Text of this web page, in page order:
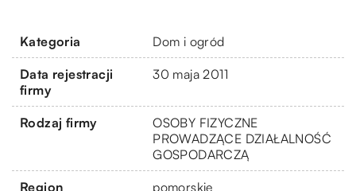
Kategoria Dom i ogród
Data rejestracji
firmy
30 maja 2011
Rodzaj firmy
OSOBY FIZYCZNE
PROWADZĄCE DZIAŁALNOŚĆ
GOSPODARCZĄ
Region
pomorskie